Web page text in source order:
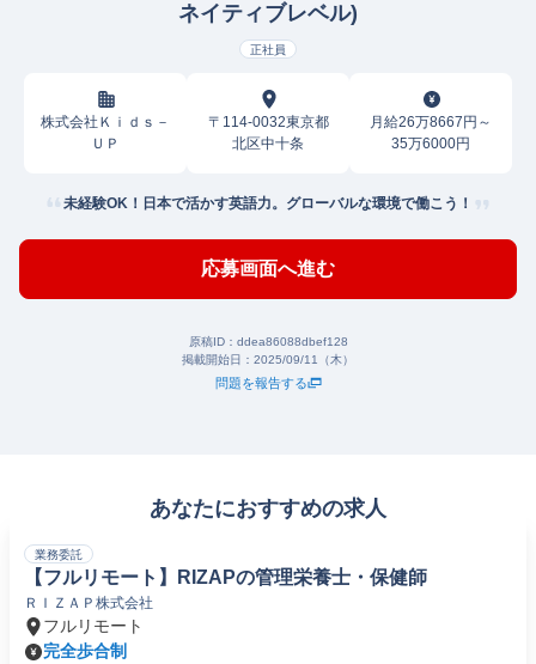
ネイティブレベル)
正社員
株式会社Ｋｉｄｓ－
ＵＰ
〒114-0032東京都
北区中十条
月給26万8667円～
35万6000円
未経験OK！日本で活かす英語力。グローバルな環境で働こう！
応募画面へ進む
原稿ID： ddea86088dbef128
掲載開始日： 2025/09/11（木）
問題を報告する
あなたにおすすめの求人
業務委託
【フルリモート】RIZAPの管理栄養士・保健師
ＲＩＺＡＰ株式会社
フルリモート
完全歩合制